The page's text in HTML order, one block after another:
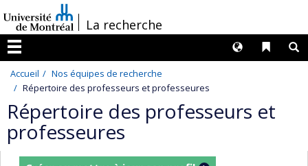
au
contenu
/La recherche
Menu
Liens
Langues
Accueil
Nos équipes de recherche
Répertoire des professeurs et professeures
Répertoire des professeurs et
professeures